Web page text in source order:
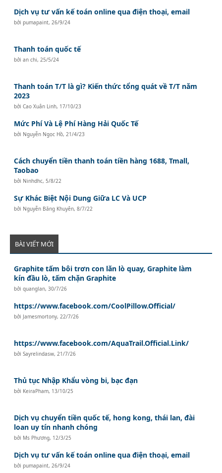
Dịch vụ tư vấn kế toán online qua điện thoại, email
bởipumapaint, 26/9/24
Thanh toán quốc tế
bởian chi, 25/5/24
Thanh toán T/T là gì? Kiến thức tổng quát về T/T năm
2023
bởiCao Xuân Linh, 17/10/23
Mức Phí Và Lệ Phí Hàng Hải Quốc Tế
bởi Nguyễn Ngọc Hồ, 21/4/23
Cách chuyển tiền thanh toán tiền hàng 1688, Tmall,
Taobao
bởi Ninhdhc, 5/8/22
Sự Khác Biệt Nội Dung Giữa LC Và UCP
bởi Nguyễn Băng Khuyên,8/7/22
BÀI VIẾT MỚI
Graphite tấm bôi trơn con lăn lò quay, Graphite làm
kín đầu lò, tấm chặn Graphite
bởiquanglan,30/7/26
https://www.facebook.com/CoolPillow.Official/
bởi Jamesmortony, 22/7/26
https://www.facebook.com/AquaTrail.Official.Link/
bởiSayrelindasw, 21/7/26
Thủ tục Nhập Khẩu vòng bi, bạc đạn
bởi KeiraPham, 13/10/25
Dịch vụ chuyển tiền quốc tế, hong kong, thái lan, đài
loan uy tín nhanh chóng
bởi Ms Phương, 12/3/25
Dịch vụ tư vấn kế toán online qua điện thoại, email
bởipumapaint, 26/9/24